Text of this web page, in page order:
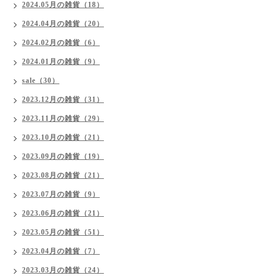
2024.05月の雑貨（18）
2024.04月の雑貨（20）
2024.02月の雑貨（6）
2024.01月の雑貨（9）
sale（30）
2023.12月の雑貨（31）
2023.11月の雑貨（29）
2023.10月の雑貨（21）
2023.09月の雑貨（19）
2023.08月の雑貨（21）
2023.07月の雑貨（9）
2023.06月の雑貨（21）
2023.05月の雑貨（51）
2023.04月の雑貨（7）
2023.03月の雑貨（24）